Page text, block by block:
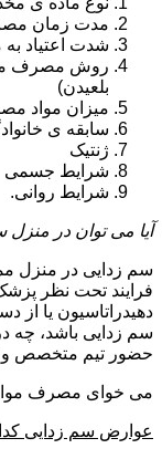
مدت زمان
شدت اعتیاد
روش مصرف
بلعیدن)
میزان مواد
سابقه ی
ژنتیک
شرایط جسمی
شرایط روانی.
آیا می توان در منزل
سم زدایی در منزل
فرایند تحت نظر
دهیدراتاسیون یا
سم زدایی باشد، چه
حضور تیم متخصص و
می خوای مصرف
عوارض سم زدایی